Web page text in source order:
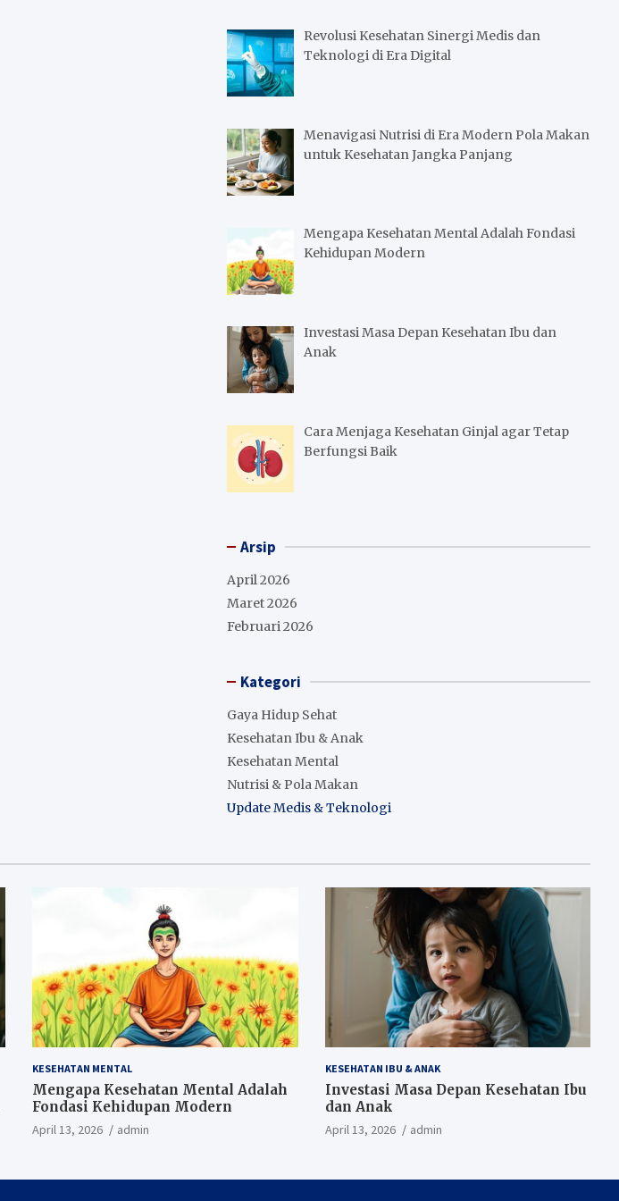
c
h
Revolusi Kesehatan Sinergi Medis dan
Teknologi di Era Digital
Menavigasi Nutrisi di Era Modern Pola Makan
untuk Kesehatan Jangka Panjang
Mengapa Kesehatan Mental Adalah Fondasi
Kehidupan Modern
Investasi Masa Depan Kesehatan Ibu dan
Anak
Cara Menjaga Kesehatan Ginjal agar Tetap
Berfungsi Baik
Arsip
April 2026
Maret 2026
Februari 2026
Kategori
Gaya Hidup Sehat
Kesehatan Ibu & Anak
Kesehatan Mental
Nutrisi & Pola Makan
Update Medis & Teknologi
KESEHATAN MENTAL
Mengapa Kesehatan Mental Adalah
Fondasi Kehidupan Modern
April 13, 2026 admin
KESEHATAN IBU & ANAK
Investasi Masa Depan Kesehatan Ibu
dan Anak
April 13, 2026 admin